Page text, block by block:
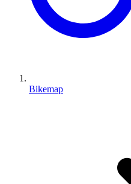
Bikemap